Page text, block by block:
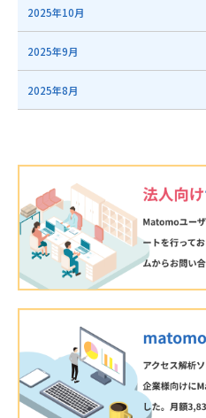
2025年10月
2025年9月
2025年8月